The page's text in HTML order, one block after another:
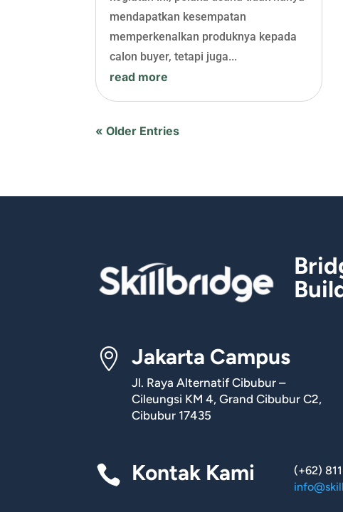
mendapatkan kesempatan
memperkenalkan produknya kepada
calon buyer, tetapi juga...
read more
« Older Entries
 Jakarta Campus
Jl. Raya Alternatif Cibubur –
Cileungsi KM 4, Grand Cibubur C2,
Cibubur 17435
 Kontak Kami
(+62)